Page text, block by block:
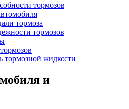
тормозов
тормоза
тормозов
тормозной жидкости
и